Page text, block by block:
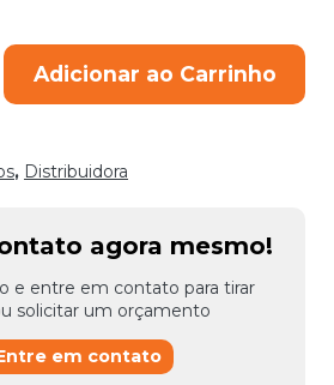
Adicionar ao Carrinho
, Distribuidora
agora mesmo!
e entre em contato para tirar
solicitar um orçamento
em contato